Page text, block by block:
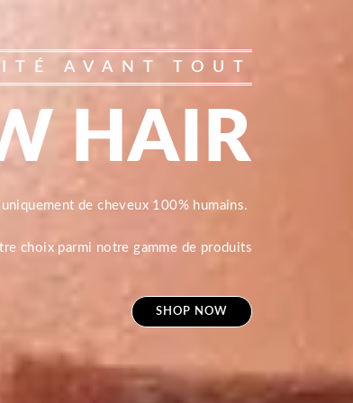
AVANT TOUT
HAIR
de cheveux 100% humains.
choix parmi notre gamme de produits
SHOP NOW